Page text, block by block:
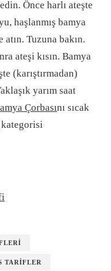
Önce harlı ateşte
haşlanmış bamya
Tuzuna bakın.
ateşi kısın. Bamya
(karıştırmadan)
yarım saat
Çorbasını sıcak
kategorisi
TARIFLER